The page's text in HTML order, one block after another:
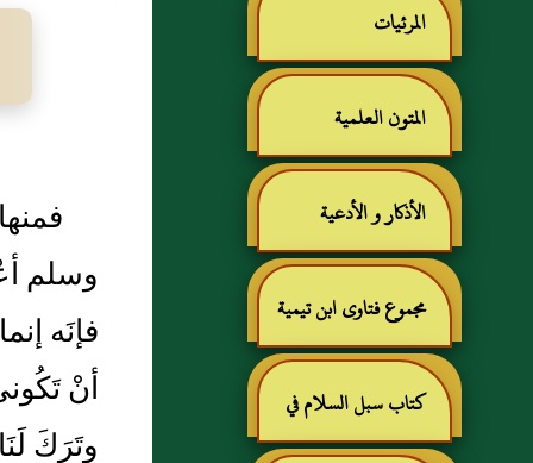
المرئيات
المتون العلمية
الأذكار و الأدعية
مجموع فتاوى ابن تيمية
كتاب سبل السلام في
وسلم
فإنَه
أنْ
وتَرَكَ